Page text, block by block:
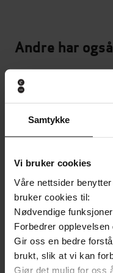
Samtykke
Vi bruker cookies
Våre nettsider
bruker cookies til:
Nødvendige
Forbedrer
Gir oss en bedre
brukt, slik at vi kan
Gjør det mulig for oss
Andre har
99,-